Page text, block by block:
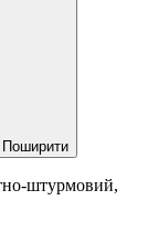
Поширити
штурмовий,